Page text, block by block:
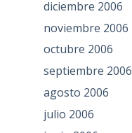
diciembre 2006
noviembre 2006
octubre 2006
septiembre 2006
agosto 2006
julio 2006